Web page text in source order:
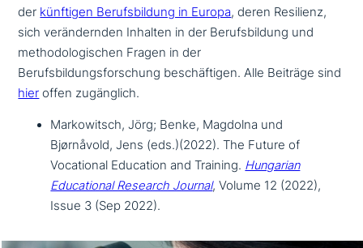
der künftigen Berufsbildung in Europa, deren Resilienz,
sich ver­än­dern­den Inhalten in der Berufsbildung und
metho­do­lo­gi­schen Fragen in der
Berufsbildungsforschung beschäf­ti­gen. Alle Beiträge sind
hier offen zugänglich.
Markowitsch, Jörg; Benke, Magdolna und
Bjørnåvold, Jens (eds.)(2022). The Future of
Vocational Education and Training. Hungarian
Educational Research Journal, Volume 12 (2022),
Issue 3 (Sep 2022).